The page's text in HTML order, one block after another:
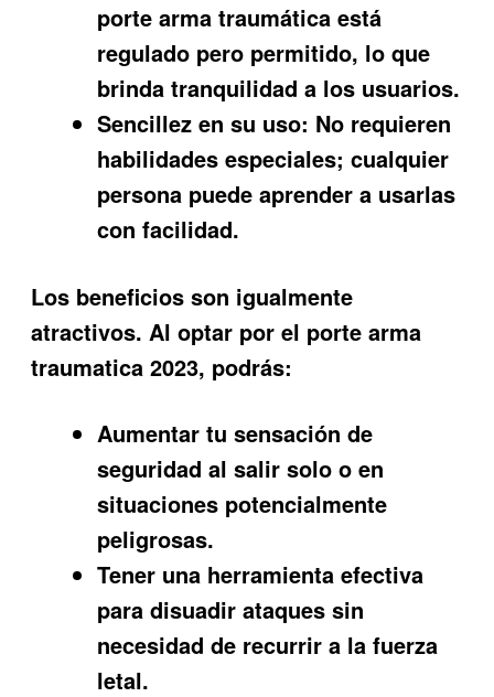
porte arma traumática está
regulado pero permitido, lo que
brinda tranquilidad a los usuarios.
Sencillez en su uso: No requieren
habilidades especiales; cualquier
persona puede aprender a usarlas
con facilidad.
Los beneficios son igualmente
atractivos. Al optar por el porte arma
traumatica 2023, podrás:
Aumentar tu sensación de
seguridad al salir solo o en
situaciones potencialmente
peligrosas.
Tener una herramienta efectiva
para disuadir ataques sin
necesidad de recurrir a la fuerza
letal.